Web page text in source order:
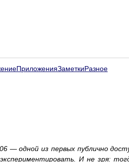
ПриложенияЗаметкиРазное
— одной из первых публично
И не зря: